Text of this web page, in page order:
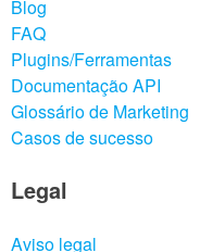
Blog
FAQ
Plugins/Ferramentas
Documentação API
Glossário de Marketing
Casos de sucesso
Legal
Aviso legal